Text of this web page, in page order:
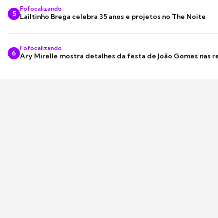
5
Fofocalizando
Lailtinho Brega celebra 35 anos e projetos no The Noite
6
Fofocalizando
Ary Mirelle mostra detalhes da festa de João Gomes nas